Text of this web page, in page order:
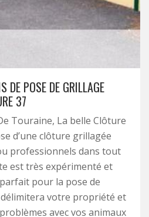
DE POSE DE GRILLAGE
37
Touraine, La belle Clôture
d’une clôture grillagée
professionnels dans tout
est très expérimenté et
pour la pose de
votre propriété et
avec vos animaux